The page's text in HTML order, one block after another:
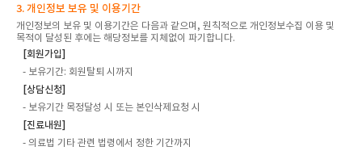
3. 개인정보 보유 및 이용기간
개인정보의 보유 및 이용기간은 다음과 같으며, 원칙적으로 개인정보수집 이용 및
목적이 달성된 후에는 해당정보를 지체없이 파기합니다.
[회원가입]
- 보유기간: 회원탈퇴 시까지
[상담신청]
- 보유기간 목정달성 시 또는 본인삭제요청 시
[진료내원]
- 의료법 기타 관련 법령에서 정한 기간까지